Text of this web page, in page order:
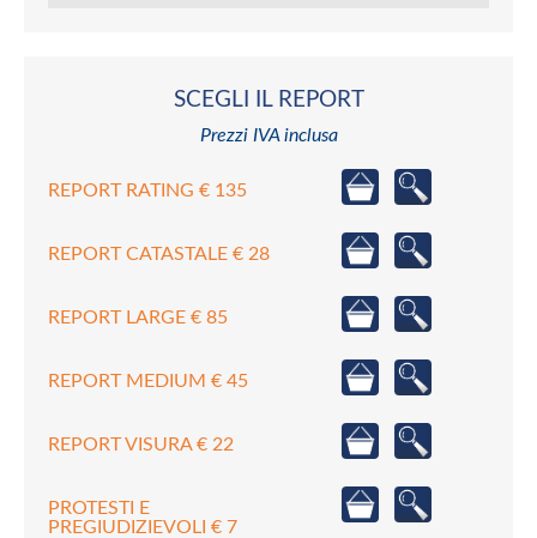
SCEGLI IL REPORT
Prezzi IVA inclusa
REPORT RATING € 135
REPORT CATASTALE € 28
REPORT LARGE € 85
REPORT MEDIUM € 45
REPORT VISURA € 22
PROTESTI E
PREGIUDIZIEVOLI € 7